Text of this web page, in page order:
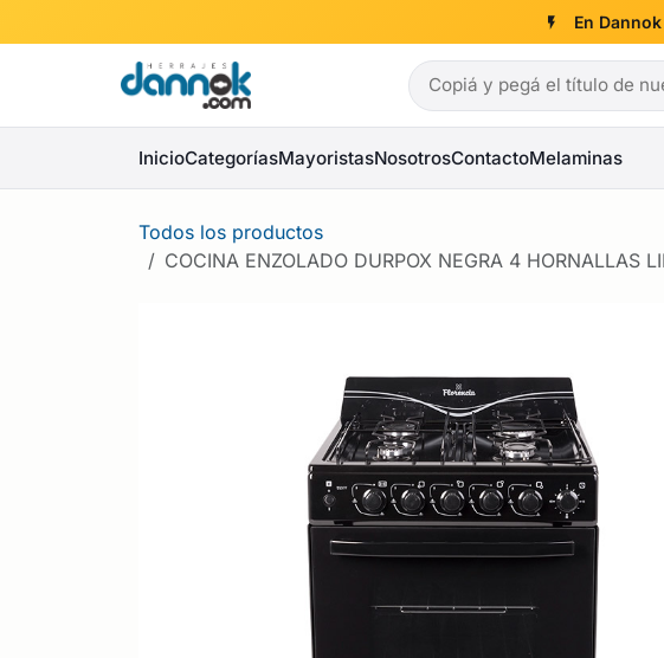
En
InicioCategoríasMayoristasNosotrosContactoMelaminas
Todos los productos
COCINA ENZOLADO DURPOX NEGRA 4 HORNALLAS